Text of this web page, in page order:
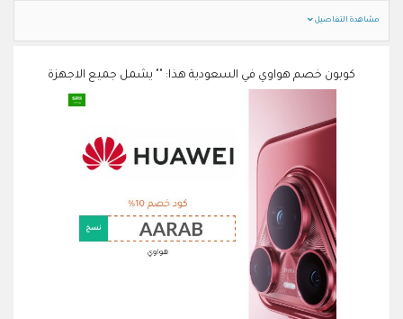
مشاهدة التفاصيل
كوبون خصم هواوي في السعودية هذا: "" يشمل جميع الاجهزة